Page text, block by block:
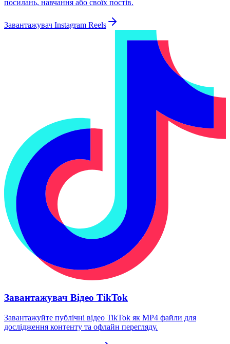
посилань, навчання або своїх постів.
Завантажувач Instagram Reels
Завантажувач Відео TikTok
Завантажуйте публічні відео TikTok як MP4 файли для
дослідження контенту та офлайн перегляду.